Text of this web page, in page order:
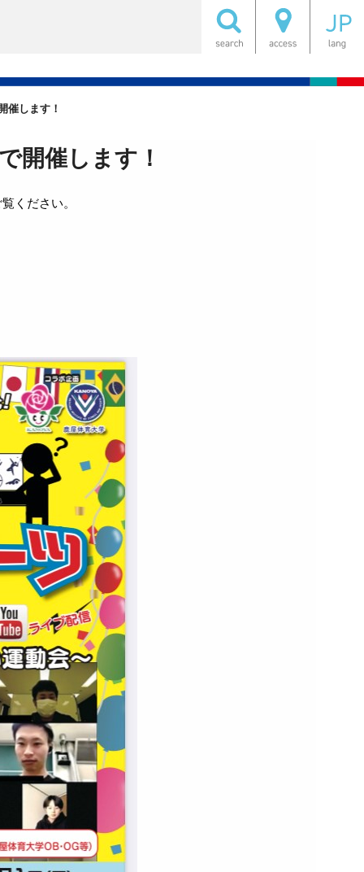
催します！
開催します！
ください。